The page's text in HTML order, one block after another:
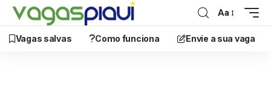
Aa
Vagas salvas Como funciona Envie a sua vaga